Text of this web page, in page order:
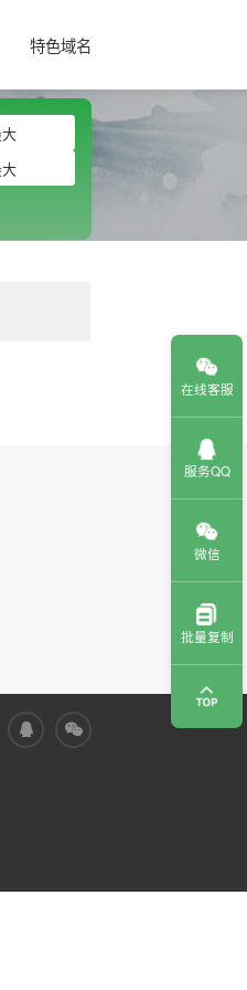
特色域名
在线客服
服务QQ
微信
批量复制